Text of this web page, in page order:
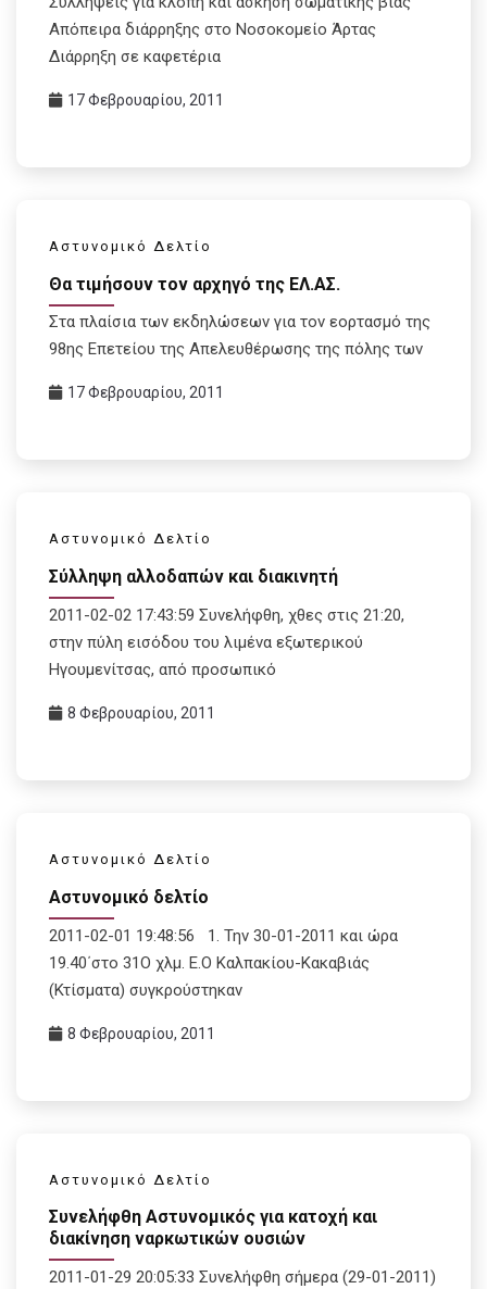
Απόπειρα διάρρηξης στο Νοσοκομείο Άρτας
Διάρρηξη σε καφετέρια
17 Φεβρουαρίου, 2011
Αστυνομικό Δελτίο
Θα τιμήσουν τον αρχηγό της ΕΛ.ΑΣ.
Στα πλαίσια των εκδηλώσεων για τον εορτασμό της
98ης Επετείου της Απελευθέρωσης της πόλης των
17 Φεβρουαρίου, 2011
Αστυνομικό Δελτίο
Σύλληψη αλλοδαπών και διακινητή
2011-02-02 17:43:59 Συνελήφθη, χθες στις 21:20,
στην πύλη εισόδου του λιμένα εξωτερικού
Ηγουμενίτσας, από προσωπικό
8 Φεβρουαρίου, 2011
Αστυνομικό Δελτίο
Αστυνομικό δελτίο
2011-02-01 19:48:56 1. Την 30-01-2011 και ώρα
19.40΄στο 31Ο χλμ. Ε.Ο Καλπακίου-Κακαβιάς
(Κτίσματα) συγκρούστηκαν
8 Φεβρουαρίου, 2011
Αστυνομικό Δελτίο
Συνελήφθη Αστυνομικός για κατοχή και
διακίνηση ναρκωτικών ουσιών
2011-01-29 20:05:33 Συνελήφθη σήμερα (29-01-2011)